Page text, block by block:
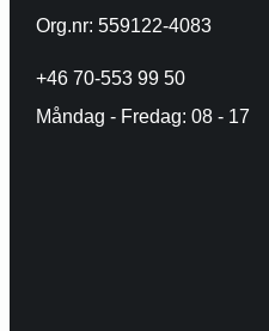
Org.nr: 559122-4083
+46 70-553 99 50
Måndag - Fredag: 08 - 17